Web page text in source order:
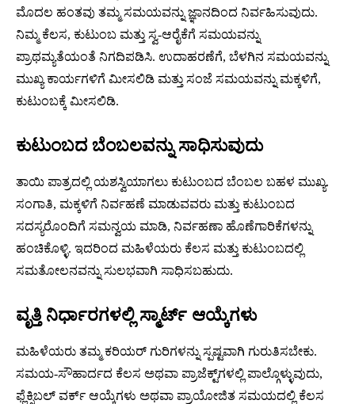
ಮೊದಲ ಹಂತವು ತಮ್ಮ ಸಮಯವನ್ನು ಜ್ಞಾನದಿಂದ ನಿರ್ವಹಿಸುವುದು.
ನಿಮ್ಮ ಕೆಲಸ, ಕುಟುಂಬ ಮತ್ತು ಸ್ವ-ಆರೈಕೆಗೆ ಸಮಯವನ್ನು
ಪ್ರಾಥಮ್ಯತೆಯಂತೆ ನಿಗದಿಪಡಿಸಿ. ಉದಾಹರಣೆಗೆ, ಬೆಳಗಿನ ಸಮಯವನ್ನು
ಮುಖ್ಯ ಕಾರ್ಯಗಳಿಗೆ ಮೀಸಲಿಡಿ ಮತ್ತು ಸಂಜೆ ಸಮಯವನ್ನು ಮಕ್ಕಳಿಗೆ,
ಕುಟುಂಬಕ್ಕೆ ಮೀಸಲಿಡಿ.
ಕುಟುಂಬದ ಬೆಂಬಲವನ್ನು ಸಾಧಿಸುವುದು
ತಾಯಿ ಪಾತ್ರದಲ್ಲಿ ಯಶಸ್ವಿಯಾಗಲು ಕುಟುಂಬದ ಬೆಂಬಲ ಬಹಳ ಮುಖ್ಯ.
ಸಂಗಾತಿ, ಮಕ್ಕಳಿಗೆ ನಿರ್ವಹಣೆ ಮಾಡುವವರು ಮತ್ತು ಕುಟುಂಬದ
ಸದಸ್ಯರೊಂದಿಗೆ ಸಮನ್ವಯ ಮಾಡಿ, ನಿರ್ವಹಣಾ ಹೊಣೆಗಾರಿಕೆಗಳನ್ನು
ಹಂಚಿಕೊಳ್ಳಿ. ಇದರಿಂದ ಮಹಿಳೆಯರು ಕೆಲಸ ಮತ್ತು ಕುಟುಂಬದಲ್ಲಿ
ಸಮತೋಲನವನ್ನು ಸುಲಭವಾಗಿ ಸಾಧಿಸಬಹುದು.
ವೃತ್ತಿ ನಿರ್ಧಾರಗಳಲ್ಲಿ ಸ್ಮಾರ್ಟ್ ಆಯ್ಕೆಗಳು
ಮಹಿಳೆಯರು ತಮ್ಮ ಕರಿಯರ್ ಗುರಿಗಳನ್ನು ಸ್ಪಷ್ಟವಾಗಿ ಗುರುತಿಸಬೇಕು.
ಸಮಯ-ಸೌಹಾರ್ದದ ಕೆಲಸ ಅಥವಾ ಪ್ರಾಜೆಕ್ಟ್‌ಗಳಲ್ಲಿ ಪಾಲ್ಗೊಳ್ಳುವುದು,
ಫ್ಲೆಕ್ಸಿಬಲ್ ವರ್ಕ್‌ ಆಯ್ಕೆಗಳು ಅಥವಾ ಪ್ರಾಯೋಜಿತ ಸಮಯದಲ್ಲಿ ಕೆಲಸ